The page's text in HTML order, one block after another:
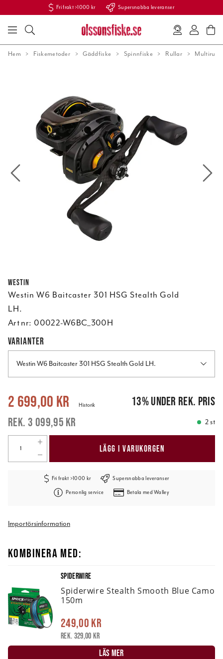
Fri frakt >1000 kr Supersnabba leveranser
Hem Fiskemetoder Gäddfiske Spinnfiske Rullar
Westin
Westin W6 Baitcaster 301 HSG Stealth Gold
LH.
Art nr: 00022-W6BC_300H
VARIANTER
Westin W6 Baitcaster 301 HSG Stealth Gold LH.
Nuvarande pris: 2 699,00 kr 3 099,95 kr
2 699,00 kr
3 099,95 kr
Historik 13%under rek. pris
2 st
LÄGG I VARUKORGEN
Fri frakt >1000 kr Supersnabba leveranser
Personlig service Betala med Walley
Importörsinformation
KOMBINERA MED:
SPIDERWIRE
Spiderwire Stealth Smooth Blue Camo
150m
249,00 kr
Rek. 329,00 kr
LÄS MER